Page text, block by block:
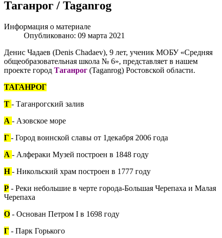
Таганрог / Taganrog
Информация о материале
Опубликовано: 09 марта 2021
Денис Чадаев (Denis Chadaev), 9 лет, ученик МОБУ «Средняя
общеобразовательная школа № 6», представляет в нашем
проекте город Таганрог (Taganrog) Ростовской области.
ТАГАНРОГ
Т - Таганрогский залив
А - Азовское море
Г - Город воинской славы от 1декабря 2006 года
А - Алфераки Музей построен в 1848 году
Н - Никольский храм построен в 1777 году
Р - Реки небольшие в черте города-Большая Черепаха и Малая
Черепаха
О - Основан Петром I в 1698 году
Г - Парк Горького